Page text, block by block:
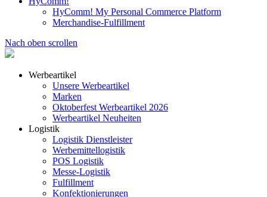
HyComm! My Personal Commerce Platform
Merchandise-Fulfillment
Nach oben scrollen
Werbeartikel
Unsere Werbeartikel
Marken
Oktoberfest Werbeartikel 2026
Werbeartikel Neuheiten
Logistik
Logistik Dienstleister
Werbemittellogistik
POS Logistik
Messe-Logistik
Fulfillment
Konfektionierungen